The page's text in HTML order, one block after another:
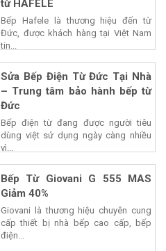
từ HAFELE
Bếp Hafele là thương hiệu đến từ
Đức, được khách hàng tại Việt Nam
tin...
Sửa Bếp Điện Từ Đức Tại Nhà
– Trung tâm bảo hành bếp từ
Đức
Bếp điện từ đang được người tiêu
dùng việt sử dụng ngày càng nhiều
vì...
Bếp Từ Giovani G 555 MAS
Giảm 40%
Giovani là thương hiệu chuyên cung
cấp thiết bị nhà bếp cao cấp, bếp
điện...